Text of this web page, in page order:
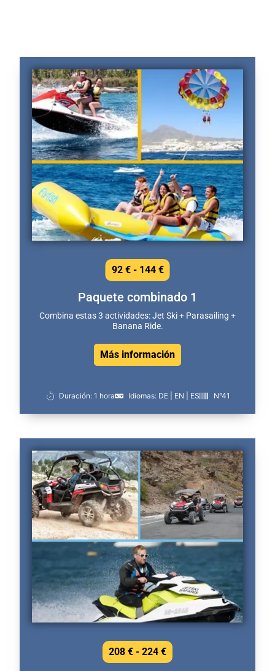
Paquete combinado 1
Combina estas 3 actividades: Jet Ski + Parasailing +
Banana Ride.
Más información
92 € - 144 €
Duración: 1 hora Idiomas: DE | EN | ES N°41
208 € - 224 €